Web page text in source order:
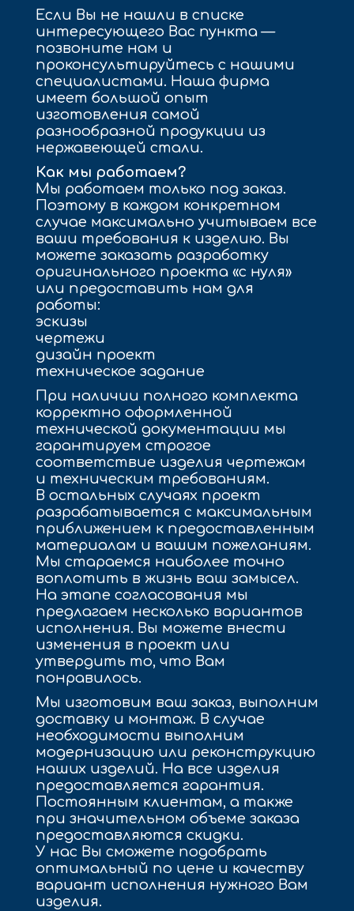
Если Вы не нашли в списке
интересующего Вас пункта —
позвоните нам и
проконсультируйтесь с нашими
специалистами. Наша фирма
имеет большой опыт
изготовления самой
разнообразной продукции из
нержавеющей стали.
Как мы работаем?
Мы работаем только под заказ.
Поэтому в каждом конкретном
случае максимально учитываем все
ваши требования к изделию. Вы
можете заказать разработку
оригинального проекта «с нуля»
или предоставить нам для
работы:
эскизы
чертежи
дизайн проект
техническое задание
При наличии полного комплекта
корректно оформленной
технической документации мы
гарантируем строгое
соответствие изделия чертежам
и техническим требованиям.
В остальных случаях проект
разрабатывается с максимальным
приближением к предоставленным
материалам и вашим пожеланиям.
Мы стараемся наиболее точно
воплотить в жизнь ваш замысел.
На этапе согласования мы
предлагаем несколько вариантов
исполнения. Вы можете внести
изменения в проект или
утвердить то, что Вам
понравилось.
Мы изготовим ваш заказ, выполним
доставку и монтаж. В случае
необходимости выполним
модернизацию или реконструкцию
наших изделий. На все изделия
предоставляется гарантия.
Постоянным клиентам, а также
при значительном объеме заказа
предоставляются скидки.
У нас Вы сможете подобрать
оптимальный по цене и качеству
вариант исполнения нужного Вам
изделия.